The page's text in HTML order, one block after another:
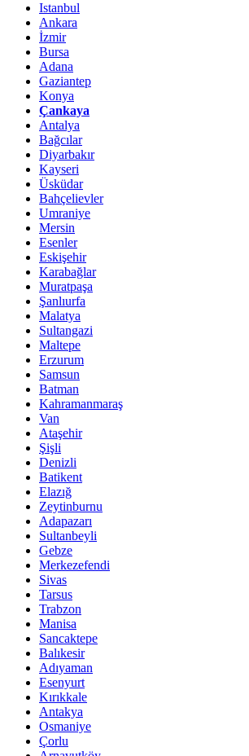
Istanbul
Ankara
İzmir
Bursa
Adana
Gaziantep
Konya
Çankaya
Antalya
Bağcılar
Diyarbakır
Kayseri
Üsküdar
Bahçelievler
Umraniye
Mersin
Esenler
Eskişehir
Karabağlar
Muratpaşa
Şanlıurfa
Malatya
Sultangazi
Maltepe
Erzurum
Samsun
Batman
Kahramanmaraş
Van
Ataşehir
Şişli
Denizli
Batikent
Elazığ
Zeytinburnu
Adapazarı
Sultanbeyli
Gebze
Merkezefendi
Sivas
Tarsus
Trabzon
Manisa
Sancaktepe
Balıkesir
Adıyaman
Esenyurt
Kırıkkale
Antakya
Osmaniye
Çorlu